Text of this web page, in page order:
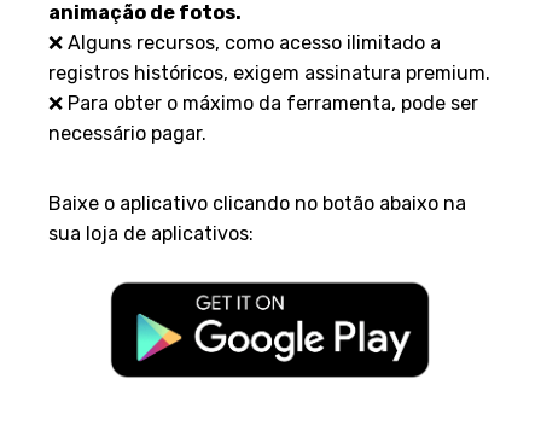
animação de fotos.
❌ Alguns recursos, como acesso ilimitado a
registros históricos, exigem assinatura premium.
❌ Para obter o máximo da ferramenta, pode ser
necessário pagar.
Baixe o aplicativo clicando no botão abaixo na
sua loja de aplicativos: